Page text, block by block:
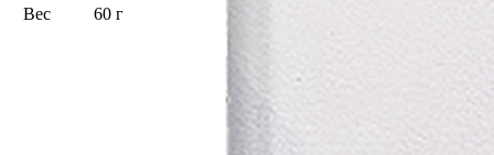
Вес
60 г